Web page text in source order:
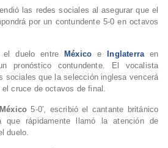
las redes sociales al asegurar que el
por un contundente 5-0 en octavos
el duelo entre México e Inglaterra en
pronóstico contundente. El vocalista
sociales que la selección inglesa vencerá
cruce de octavos de final.
México 5-0', escribió el cantante británico
que rápidamente llamó la atención de
duelo.